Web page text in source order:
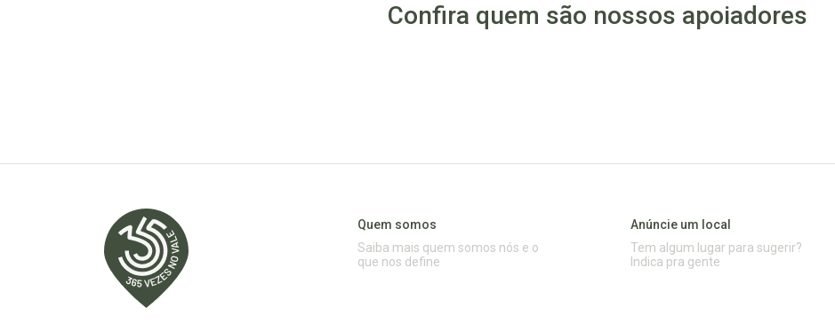
Confira quem são nossos apoiadores
Quem somos
Saiba mais quem somos nós e o
que nos define
Anúncie um local
Tem algum lugar para sugerir?
Indica pra gente